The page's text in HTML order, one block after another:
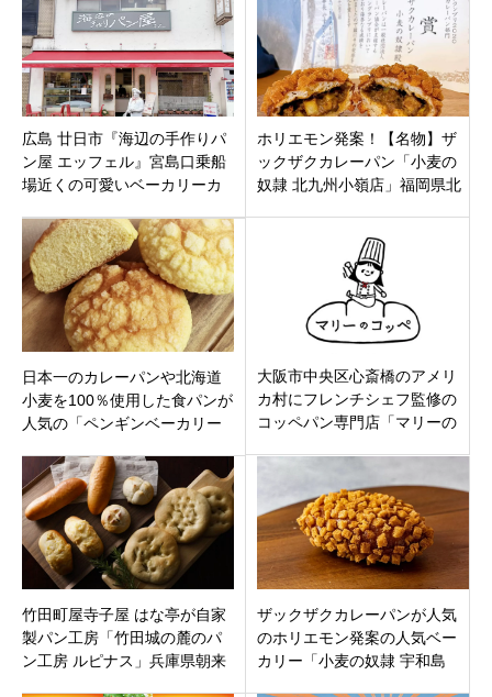
広島 廿日市『海辺の手作りパ
ン屋 エッフェル』宮島口乗船
場近くの可愛いベーカリーカ
ホリエモン発案！【名物】ザ
ックザクカレーパン「小麦の
奴隷 北九州小嶺店」福岡県北
日本一のカレーパンや北海道
小麦を100％使用した食パンが
人気の「ペンギンベーカリー
オープン
大阪市中央区心斎橋のアメリ
カ村にフレンチシェフ監修の
コッペパン専門店「マリーの
竹田町屋寺子屋 はな亭が自家
製パン工房「竹田城の麓のパ
ン工房 ルピナス」兵庫県朝来
ザックザクカレーパンが人気
のホリエモン発案の人気ベー
カリー「小麦の奴隷 宇和島